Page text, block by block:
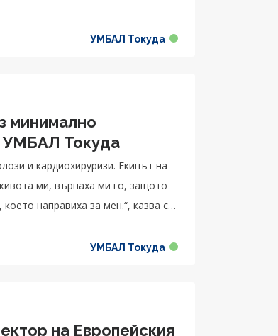
УМБАЛ Токуда
минимално
УМБАЛ Токуда
и кардиохируризи. Екипът на
ми, върнаха ми го, защото
направиха за мен.“, казва с
УМБАЛ Токуда
на Европейския